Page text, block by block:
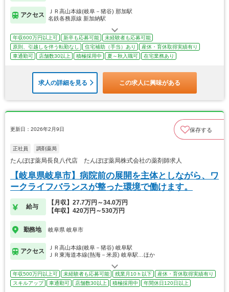
アクセス
ＪＲ高山本線(岐阜－猪谷) 那加駅
名鉄各務原線 新加納駅
年収600万円以上可 新卒も応募可能
未経験者も応募可能
原則、引越しを伴う転勤なし
住宅補助（手当）あり
産休・育休取得実績有り
車通勤可
店舗数30以上 積極採用中 夏～秋入職可 在宅業務あり
求人の詳細を見る この求人に興味がある
更新日：2026年2月9日 保存する
正社員 調剤薬局
たんぽぽ薬局長良八代店 たんぽぽ薬局株式会社の薬剤師求人
【岐阜県岐阜市】病院前の展開を主体としながら、ワ
ークライフバランスが整った環境で働けます。
給与
【月収】27.7万円～34.0万円
【年収】420万円～530万円
勤務地 岐阜県 岐阜市
アクセス
ＪＲ高山本線(岐阜－猪谷) 岐阜駅
ＪＲ東海道本線(熱海－米原) 岐阜駅…ほか
年収500万円以上可 未経験者も応募可能 残業月10ｈ以下
産休・育休取得実績有り
スキルアップ
車通勤可 店舗数30以上 積極採用中 年間休日120日以上